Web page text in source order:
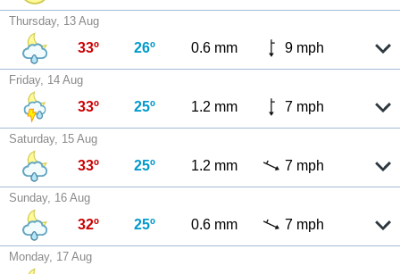
Thursday, 13 Aug
33º 26º 0.6 mm 9 mph
Friday, 14 Aug
33º 25º 1.2 mm 7 mph
Saturday, 15 Aug
33º 25º 1.2 mm 7 mph
Sunday, 16 Aug
32º 25º 0.6 mm 7 mph
Monday, 17 Aug